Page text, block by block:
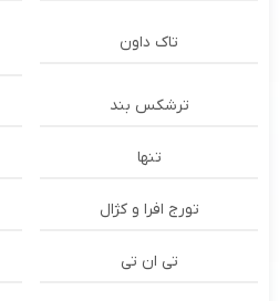
تاک داون
ترشكس بند
تنها
تورج افرا و کژال
تی ان تی